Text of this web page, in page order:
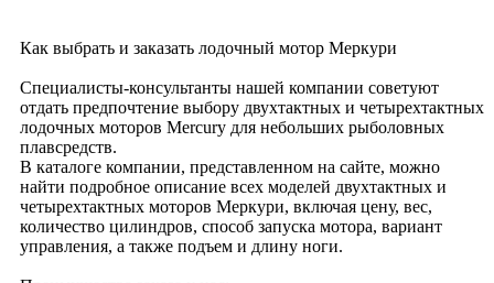
Как выбрать и заказать лодочный мотор Меркури
Специалисты-консультанты нашей компании советуют
отдать предпочтение выбору двухтактных и четырехтактных
лодочных моторов Mercury для небольших рыболовных
плавсредств.
В каталоге компании, представленном на сайте, можно
найти подробное описание всех моделей двухтактных и
четырехтактных моторов Меркури, включая цену, вес,
количество цилиндров, способ запуска мотора, вариант
управления, а также подъем и длину ноги.